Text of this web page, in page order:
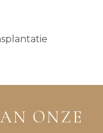
ONZE